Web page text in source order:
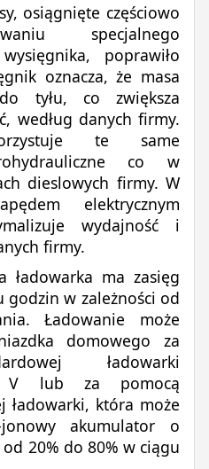
osiągnięte częściowo
specjalnego
poprawiło
oznacza, że masa
tyłu, co zwiększa
według danych firmy.
te same
co w
dieslowych firmy. W
elektrycznym
wydajność i
firmy.
ładowarka ma zasięg
godzin w zależności od
Ładowanie może
domowego za
ładowarki
V lub za pomocą
ładowarki, która może
jonowy akumulator o
20% do 80% w ciągu